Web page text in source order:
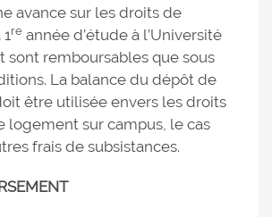
avance sur les droits de
re année d’étude à l’Université
sont remboursables que sous
La balance du dépôt de
être utilisée envers les droits
logement sur campus, le cas
frais de subsistances.